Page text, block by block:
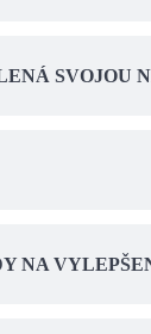
SVOJOU
NA